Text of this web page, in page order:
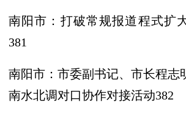
南阳市：打破常规报道程式扩
381
南阳市：市委副书记、市长程志
南水北调对口协作对接活动382